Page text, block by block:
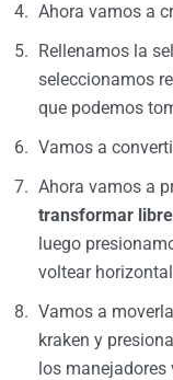
Ahora vamos a
Rellenamos la
seleccionamos
que podemos
Vamos a
Ahora vamos a
transformar
luego
voltear
Vamos a
kraken y
los manejadores